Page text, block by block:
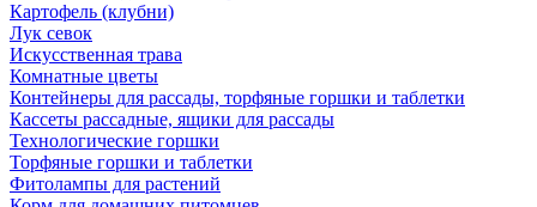
Картофель (клубни)
Лук севок
Искусственная трава
Комнатные цветы
Контейнеры для рассады, торфяные горшки и таблетки
Кассеты рассадные, ящики для рассады
Технологические горшки
Торфяные горшки и таблетки
Фитолампы для растений